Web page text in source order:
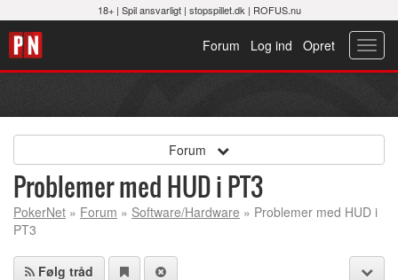
18+ | Spil ansvarligt| stopspillet.dk | ROFUS.nu
Opret
Log ind
Forum
Forum
Problemer med HUD i PT3
PokerNet » Forum » Software/Hardware » Problemer med HUD i
PT3
Følg tråd